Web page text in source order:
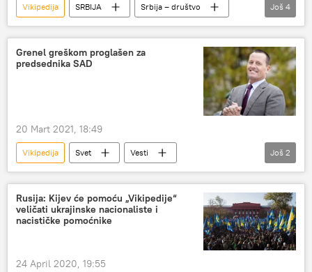
Vikipedija SRBIJA
Srbija – društvo
Srbija
Društvo
Nauka i tehnologija
Magazin
Još 4
Grenel greškom proglašen za
predsednika SAD
20 Mart 2021, 18:49
Vikipedija Svet
Vesti
Ričard Grenel
predsednik SAD Gugl
Još 2
Rusija: Kijev će pomoću „Vikipedije“
veličati ukrajinske nacionaliste i
nacističke pomoćnike
24 April 2020, 19:55